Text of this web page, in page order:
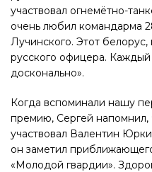
участвовал огнемётно-
очень любил командарма
Лучинского. Этот
русского офицера. Каждый
досконально».
Когда вспоминали нашу
премию, Сергей напомнил,
участвовал Валентин
он заметил
«Молодой гвардии».